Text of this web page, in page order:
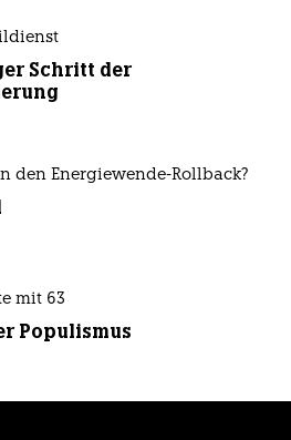
Schritt der
den Energiewende-Rollback?
mit 63
Populismus